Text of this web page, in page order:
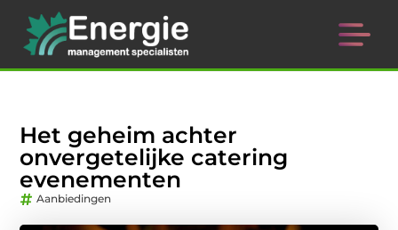
Het geheim achter
onvergetelijke catering
evenementen
Aanbiedingen